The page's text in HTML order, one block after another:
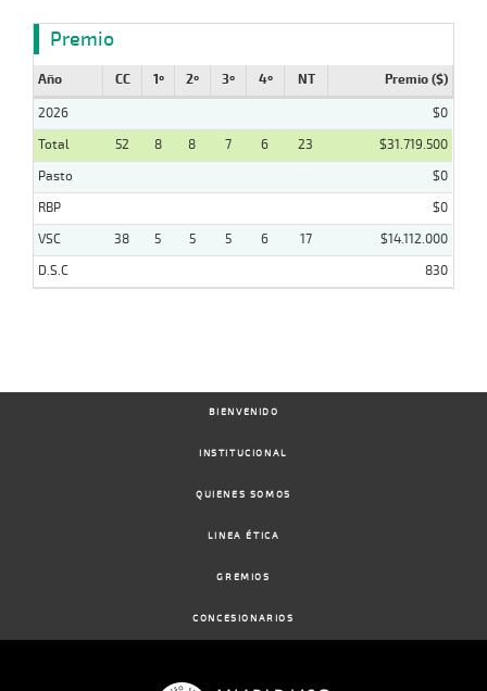
Premio
Año CC 1º 2º 3º 4º NT Premio ($)
2026
$0
Total
52 8 8 7 6 23
$31.719.500
Pasto
$0
RBP
$0
VSC
38 5 5 5 6 17
$14.112.000
D.S.C
830
BIENVENIDO
INSTITUCIONAL
QUIENES SOMOS
LINEA ÉTICA
GREMIOS
CONCESIONARIOS